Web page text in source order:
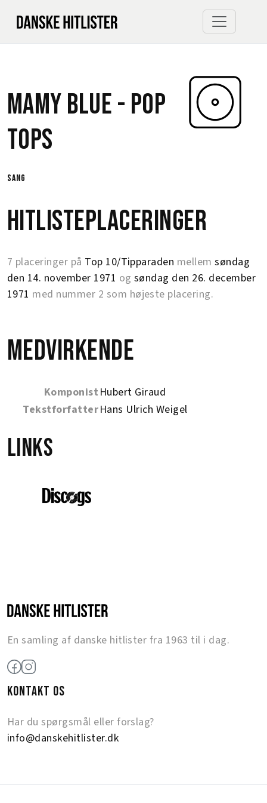
Mamy Blue - Pop
Tops
sang
Hitlisteplaceringer
7 placeringer på Top 10/Tipparaden mellemsøndag
den 14. november 1971 ogsøndag den 26. december
1971 med nummer 2 som højeste placering.
Medvirkende
Komponist Hubert Giraud
TekstforfatterHans Ulrich Weigel
Links
En samling af danske hitlister fra 1963 til i dag.
KONTAKT OS
Har du spørgsmål eller forslag?
info@danskehitlister.dk